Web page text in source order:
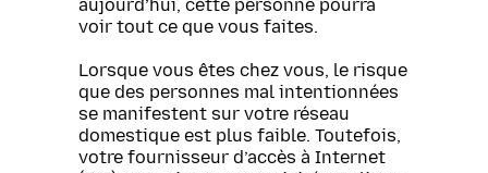
aujourd’hui, cette personne pourra
voir tout ce que vous faites.
Lorsque vous êtes chez vous, le risque
que des personnes mal intentionnées
se manifestent sur votre réseau
domestique est plus faible. Toutefois,
votre fournisseur d’accès à Internet